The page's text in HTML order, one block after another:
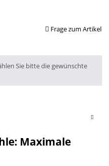
Frage zum Artikel
Sie bitte die gewünschte
Maximale